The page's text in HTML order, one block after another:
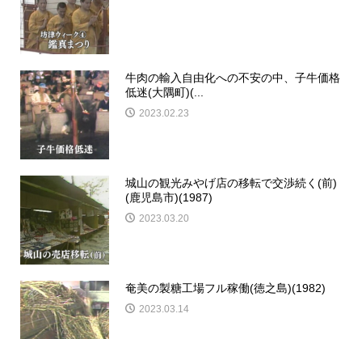
牛肉の輸入自由化への不安の中、子牛価格
低迷(大隅町)(...
2023.02.23
城山の観光みやげ店の移転で交渉続く(前)
(鹿児島市)(1987)
2023.03.20
奄美の製糖工場フル稼働(徳之島)(1982)
2023.03.14